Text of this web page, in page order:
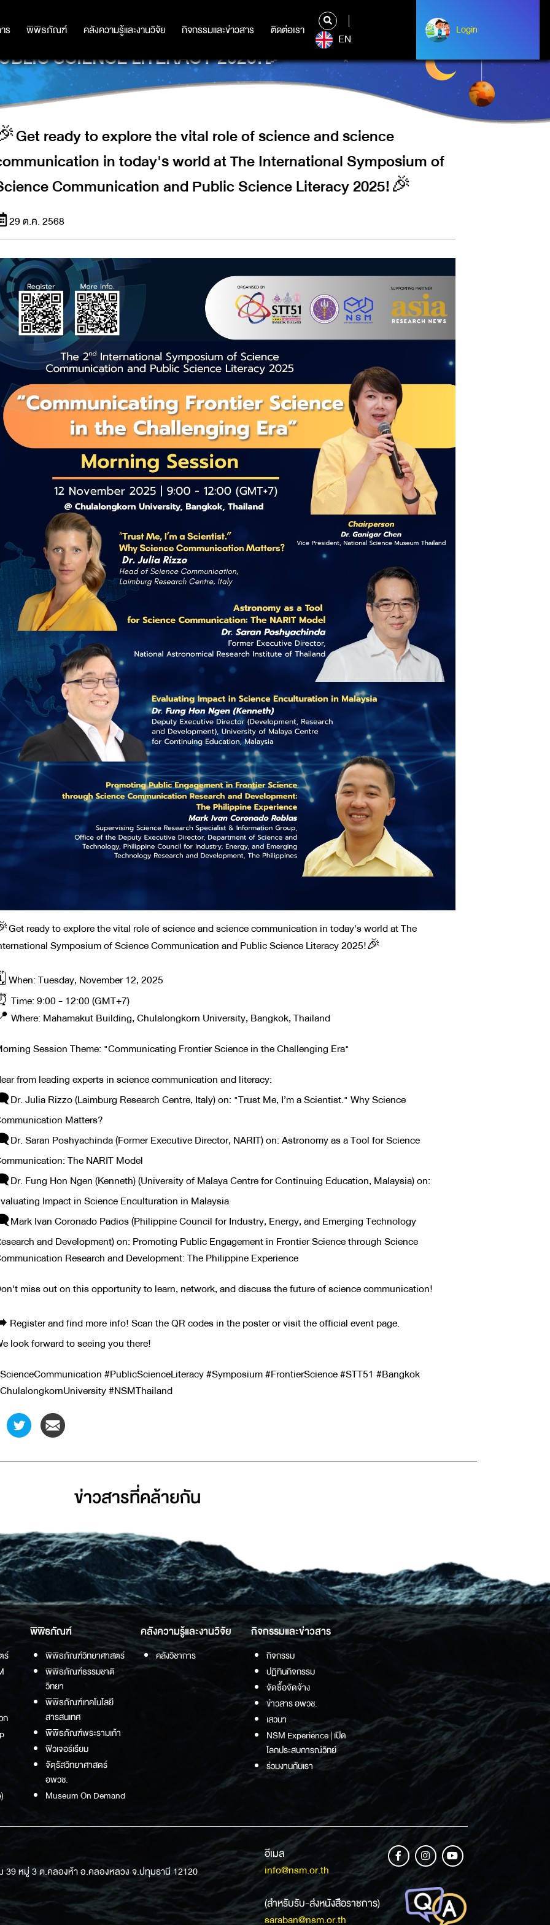
ร พิพิธภัณฑ์ คลังความรู้และงานวิจัย กิจกรรมและข่าวสาร ติดต่อเรา
ร พิพิธภัณฑ์ คลังความรู้และงานวิจัย กิจกรรมและข่าวสาร ติดต่อเรา
EN
Login
Login
VITAL ROLE OF SCIENCE AND SCIENCE COMMUNICATION IN
SYMPOSIUM OF SCIENCE COMMUNICATION AND
SCIENCE LITERACY 2025!🎉
ready to explore the vital role of science and science
in today's world at The International Symposium of
Communication and Public Science Literacy 2025!🎉
29 ต.ค. 2568
ready to explore the vital role of science and science communication in today's world at The
Symposium of Science Communication and Public Science Literacy 2025!🎉
When: Tuesday, November 12, 2025
Time: 9:00 - 12:00 (GMT+7)
Where: Mahamakut Building, Chulalongkorn University, Bangkok, Thailand
Session Theme: "Communicating Frontier Science in the Challenging Era"
from leading experts in science communication and literacy:
Julia Rizzo (Laimburg Research Centre, Italy) on: "Trust Me, I’m a Scientist." Why Science
Matters?
Saran Poshyachinda (Former Executive Director, NARIT) on: Astronomy as a Tool for Science
The NARIT Model
Fung Hon Ngen (Kenneth) (University of Malaya Centre for Continuing Education, Malaysia) on:
Impact in Science Enculturation in Malaysia
Ivan Coronado Padios (Philippine Council for Industry, Energy, and Emerging Technology
and Development) on: Promoting Public Engagement in Frontier Science through Science
Research and Development: The Philippine Experience
miss out on this opportunity to learn, network, and discuss the future of science communication!
Register and find more info! Scan the QR codes in the poster or visit the official event page.
look forward to seeing you there!
#PublicScienceLiteracy #Symposium #FrontierScience #STT51 #Bangkok
#NSMThailand
ข่าวสารที่่คล้ายกัน
ร์
ก
พิพิธภัณฑ์
พิพิธภัณฑ์วิทยาศาสตร์
พิพิธภัณฑ์ธรรมชาติ
วิทยา
พิพิธภัณฑ์เทคโนโลยี
สารสนเทศ
พิพิธภัณฑ์พระรามเก้า
ฟิวเจอร์เรียม
จัตุรัสวิทยาศาสตร์
อพวช.
Museum On Demand
คลังความรู้และงานวิจัย
คลังวิชาการ
กิจกรรมและข่าวสาร
กิจกรรม
ปฏิทินกิจกรรม
จัดซื้อจัดจ้าง
ข่าวสาร อพวช.
เสวนา
NSM Experience | เปิด
โลกประสบการณ์วิทย์
ร่วมงานกับเรา
39 หมู่ 3 ต.คลองห้า อ.คลองหลวง จ.ปทุมธานี 12120
อีเมล
info@nsm.or.th
(สำหรับรับ-ส่งหนังสือราชการ)
saraban@nsm.or.th